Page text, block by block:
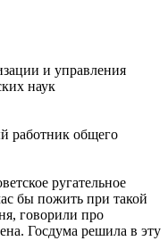
и управления
наук
работник общего
ругательное
бы пожить при такой
говорили про
Госдума решила в эту